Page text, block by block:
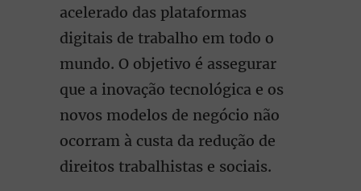
acelerado das plataformas
digitais de trabalho em todo o
mundo. O objetivo é assegurar
que a inovação tecnológica e os
novos modelos de negócio não
ocorram à custa da redução de
direitos trabalhistas e sociais.